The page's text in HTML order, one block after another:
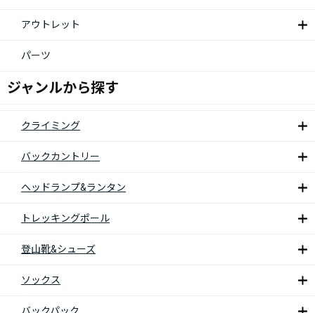
アウトレット
パーツ
ジャンルから探す
クライミング
バックカントリー
ヘッドランプ&ランタン
トレッキングポール
登山靴&シューズ
ソックス